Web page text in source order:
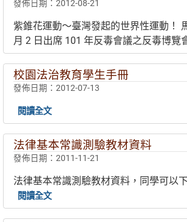
發佈日期：2012-08-21
紫錐花運動～臺灣發起的世界性運動！
月 2 日出席 101 年反毒會議之反毒博覽
校園法治教育學生手冊
發佈日期：2012-07-13
閱讀全文
法律基本常識測驗教材資料
發佈日期：2011-11-21
法律基本常識測驗教材資料，同學可以
閱讀全文